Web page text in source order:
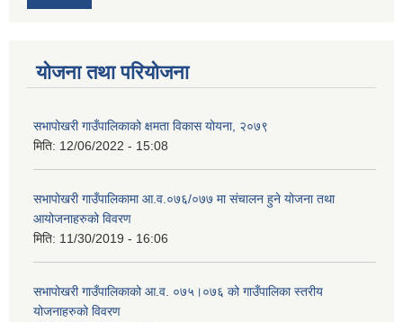
योजना तथा परियोजना
सभापोखरी गाउँपालिकाको क्षमता विकास योयना, २०७९
मिति: 12/06/2022 - 15:08
सभापोखरी गाउँपालिकामा आ.व.०७६/०७७ मा संचालन हुने योजना तथा
आयोजनाहरुको विवरण
मिति: 11/30/2019 - 16:06
सभापोखरी गाउँपालिकाको आ.व. ०७५।०७६ को गाउँपालिका स्तरीय
योजनाहरुको विवरण